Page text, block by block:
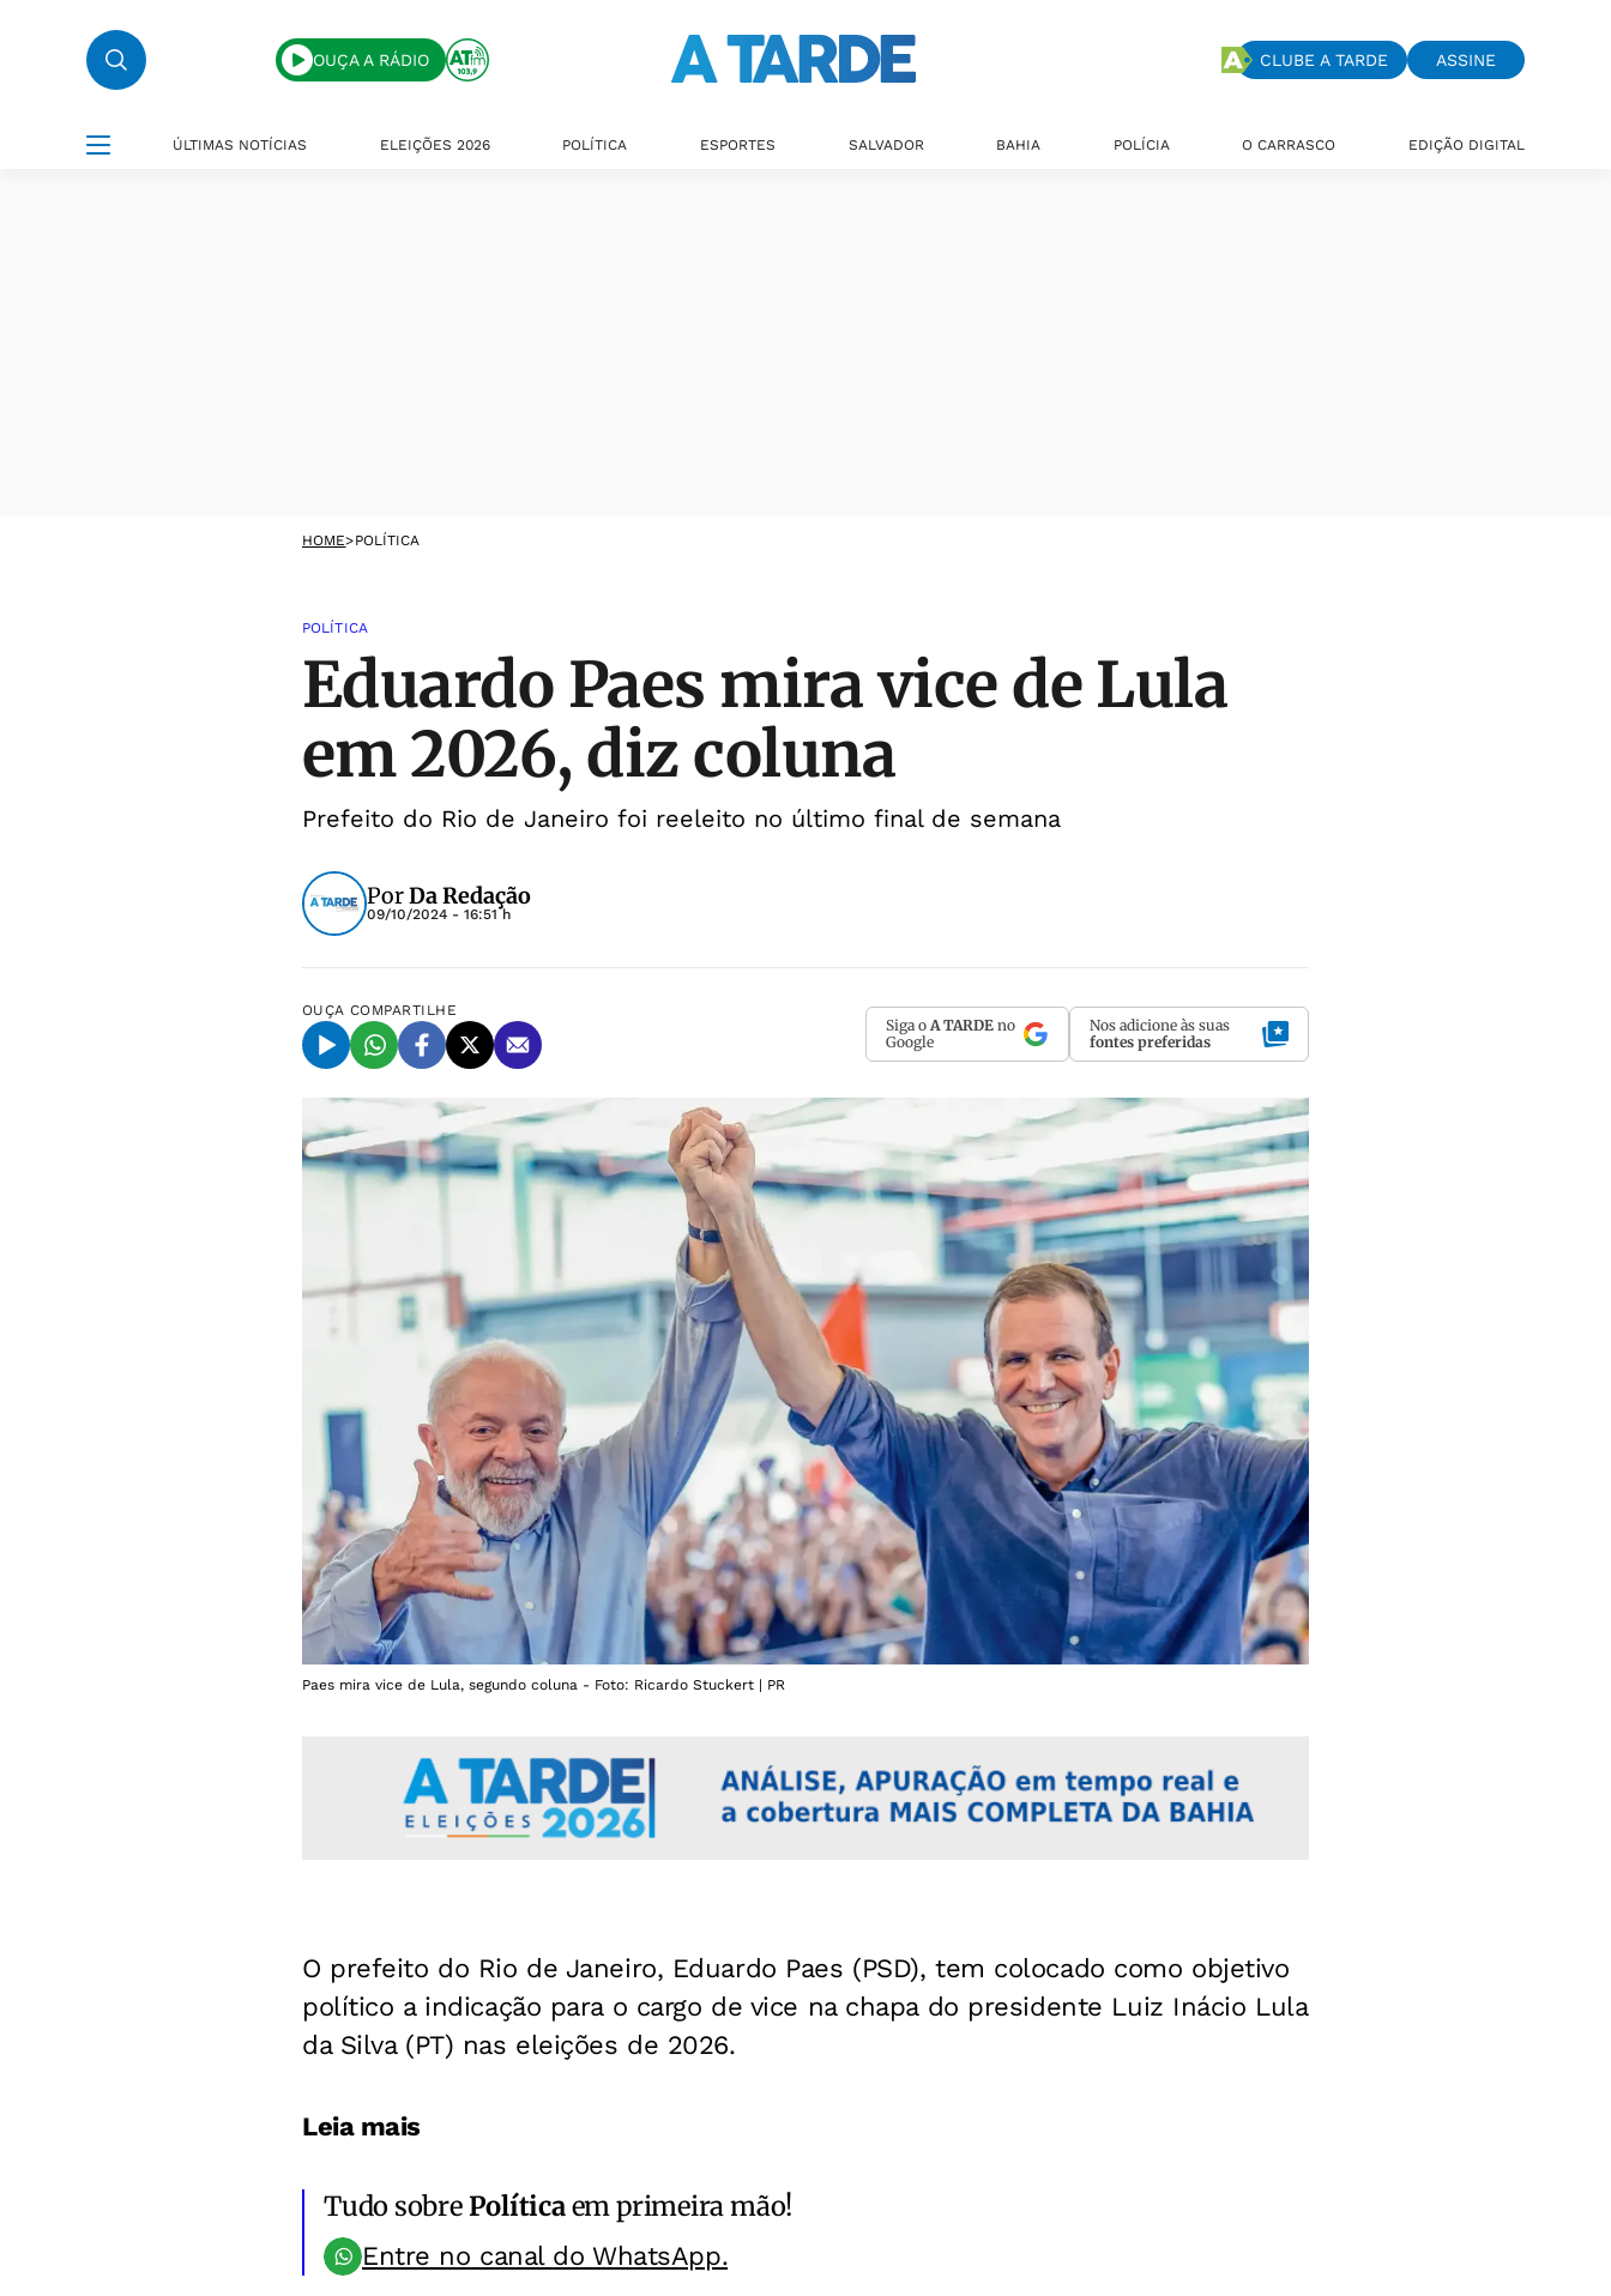
OUÇA A RÁDIO CLUBE A TARDE ASSINE
ÚLTIMAS NOTÍCIAS ELEIÇÕES 2026 POLÍTICA ESPORTES SALVADOR BAHIA POLÍCIA O CARRASCO EDIÇÃO DIGITAL
HOME>POLÍTICA
POLÍTICA
Eduardo Paes mira vice de Lula
em 2026, diz coluna
Prefeito do Rio de Janeiro foi reeleito no último final de semana
PorDa Redação
09/10/2024 - 16:51 h
OUÇA COMPARTILHE
Siga o A TARDE no
Google
Nos adicione às suas
fontes preferidas
Paes mira vice de Lula, segundo coluna - Foto: Ricardo Stuckert | PR
O prefeito do Rio de Janeiro, Eduardo Paes (PSD), tem colocado como objetivo
político a indicação para o cargo de vice na chapa do presidente Luiz Inácio Lula
da Silva (PT) nas eleições de 2026.
Leia mais
Tudo sobrePolíticaem primeira mão!
Entre no canal do WhatsApp.